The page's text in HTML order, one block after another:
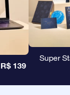
R$ 139
Super